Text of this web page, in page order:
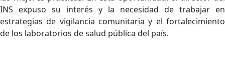
INS expuso su interés y la necesidad de trabajar en
estrategias de vigilancia comunitaria y el fortalecimiento
de los laboratorios de salud pública del país.